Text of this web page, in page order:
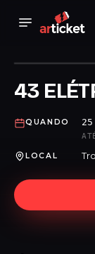
43
QUANDO
LOCAL